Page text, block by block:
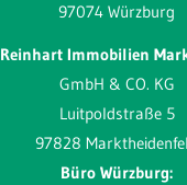
97074 Würzburg
Reinhart Immobilien
GmbH & CO. KG
Luitpoldstraße 5
97828
Büro Würzburg: